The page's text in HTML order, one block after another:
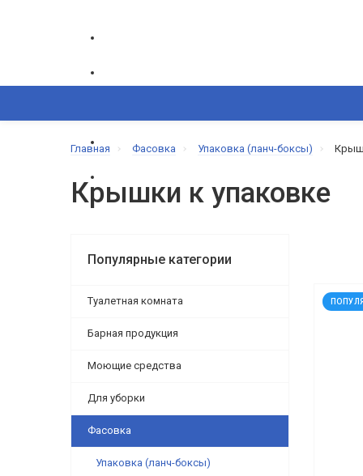
КАТАЛОГ
+380(50) 865-82-83 +380(68) 695-
ИЗБРАННОЕ
Главная Фасовка Упаковка (ланч-боксы)
Крышки к упаковке
Популярные категории
Туалетная комната
Барная продукция
Моющие средства
Для уборки
Фасовка
Упаковка (ланч-боксы)
код: